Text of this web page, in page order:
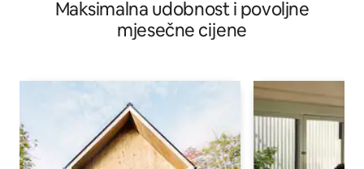
Maksimalna udobnost i povoljne
mjesečne cijene